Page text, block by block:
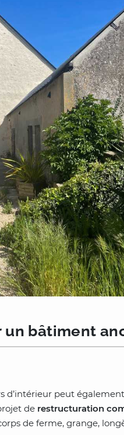
un bâtiment
d’intérieur peut
de restructuration
de ferme, grange,